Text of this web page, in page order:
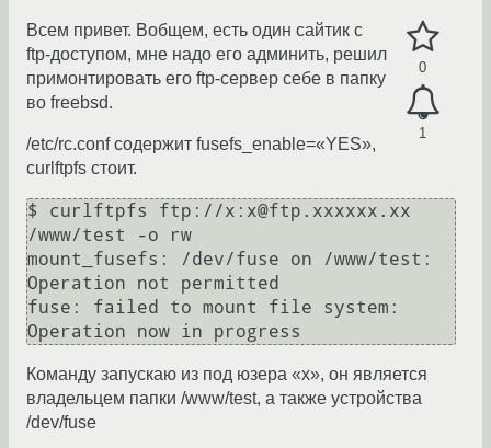
0
1
Всем привет. Вобщем, есть один сайтик с
ftp-доступом, мне надо его админить, решил
примонтировать его ftp-сервер себе в папку
во freebsd.
/etc/rc.conf содержит fusefs_enable=«YES»,
curlftpfs стоит.
$ curlftpfs ftp://x:x@ftp.xxxxxx.xx
/www/test -o rw
mount_fusefs: /dev/fuse on /www/test:
Operation not permitted
fuse: failed to mount file system:
Команду запускаю из под юзера «х», он является
владельцем папки /www/test, а также устройства
/dev/fuse